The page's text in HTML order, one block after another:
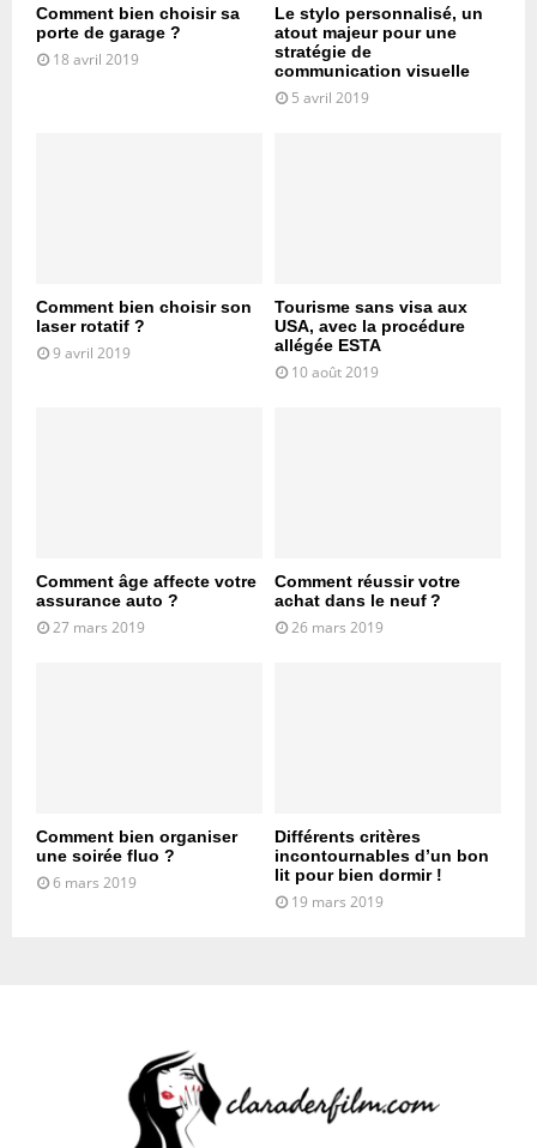
Comment bien choisir sa
porte de garage ?
18 avril 2019
Le stylo personnalisé, un
atout majeur pour une
stratégie de
communication visuelle
5 avril 2019
Comment bien choisir son
laser rotatif ?
9 avril 2019
Tourisme sans visa aux
USA, avec la procédure
allégée ESTA
10 août 2019
Comment âge affecte votre
assurance auto ?
27 mars 2019
Comment réussir votre
achat dans le neuf ?
26 mars 2019
Comment bien organiser
une soirée fluo ?
6 mars 2019
Différents critères
incontournables d’un bon
lit pour bien dormir !
19 mars 2019